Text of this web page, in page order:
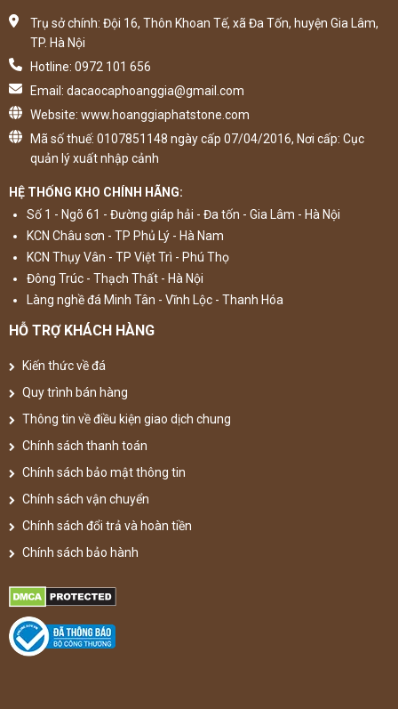
Trụ sở chính: Đội 16, Thôn Khoan Tế, xã Đa Tốn, huyện Gia Lâm,
TP. Hà Nội
Hotline: 0972 101 656
Email: dacaocaphoanggia@gmail.com
Website: www.hoanggiaphatstone.com
Mã số thuế: 0107851148 ngày cấp 07/04/2016, Nơi cấp: Cục
quản lý xuất nhập cảnh
HỆ THỐNG KHO CHÍNH HÃNG:
Số 1 - Ngõ 61 - Đường giáp hải - Đa tốn - Gia Lâm - Hà Nội
KCN Châu sơn - TP Phủ Lý - Hà Nam
KCN Thụy Vân - TP Việt Trì - Phú Thọ
Đông Trúc - Thạch Thất - Hà Nội
Làng nghề đá Minh Tân - Vĩnh Lộc - Thanh Hóa
HỖ TRỢ KHÁCH HÀNG
Kiến thức về đá
Quy trình bán hàng
Thông tin về điều kiện giao dịch chung
Chính sách thanh toán
Chính sách bảo mật thông tin
Chính sách vận chuyển
Chính sách đổi trả và hoàn tiền
Chính sách bảo hành